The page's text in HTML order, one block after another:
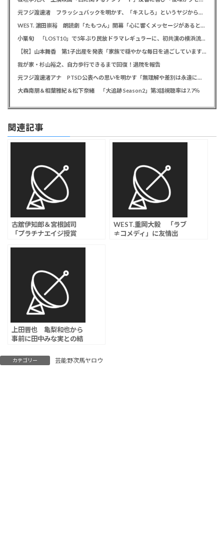
元フジ渡邊渚 フラッシュバックを明かす、「キスしろ」というヤジからパニックに… 「1人の人間の人生に、当たり前の生活を奪った人が全て悪い」
WEST. 濵田崇裕 朗読劇「たもつん」開幕「心に響くメッセージがあると感じています」
小栗旬 「LOST10」で5年ぶり民放ドラマレギュラーに、初共演の横浜流星とバディ役「もう最高です」
【祝】山本舞香 第1子出産を発表「家族で穏やかな毎日を過ごしています」、夫はマイファスHiro
我が家・杉山裕之、自力歩行できるまで回復！退院を報告
元フジ渡邊渚アナ PTSD公表への思いを明かす「無理解や差別は永遠に変わらない」「同じ病気になったことのない人間にはわからない」
大森南朋＆相葉雅紀＆松下奈緒 「大追跡 Season2」第3話視聴率は7.7％
関連記事
古舘伊知郎＆宮根誠司
「プラチナエイジ授賞
愛さんの…」
WEST.重岡大毅 「ラブ
≠コメディ」に友情出
上田晋也 亀梨和也から
事前に田中みな実との結
ンデーQ」で明かす
カテゴリー 芸能野次馬ヤロウ